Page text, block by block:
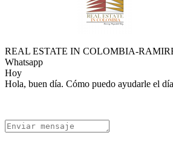
REAL ESTATE IN COLOMBIA-
Whatsapp
Hoy
Hola, buen día. Cómo puedo ayudarle el